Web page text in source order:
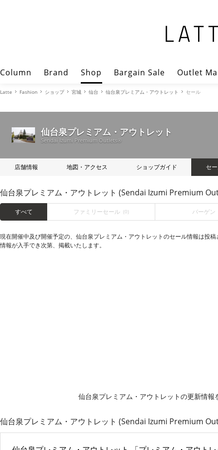
Column Brand Shop Bargain Sale Outlet
Latte Fashion ショップ 宮城 仙台 仙台泉プレミアム・アウトレット セール
仙台泉プレミアム・アウトレット
Sendai Izumi Premium Outlets®
店舗情報 地図・アクセス ショップガイド セ
仙台泉プレミアム・アウトレット (Sendai Izumi Premium
すべて ファミリーセール (0) バーゲン
現在開催中及び開催予定の、仙台泉プレミアム・アウトレットのセール情報は投
情報が入手でき次第、掲載いたします。
仙台泉プレミアム・アウトレットの更新情報
仙台泉プレミアム・アウトレット (Sendai Izumi Premium